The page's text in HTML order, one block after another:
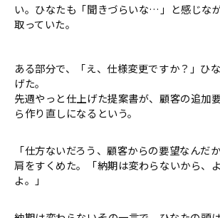
い。ひなたも「聞きづらいな…」と感じな
取っていた。
ある部分で、「え、仕様変更ですか？」ひ
げた。
先週やっと仕上げた提案書が、顧客の追加
ら作り直しになるという。
「仕方ないだろう、顧客からの要望なんだ
肩をすくめた。「納期は変わらないから、
よ。」